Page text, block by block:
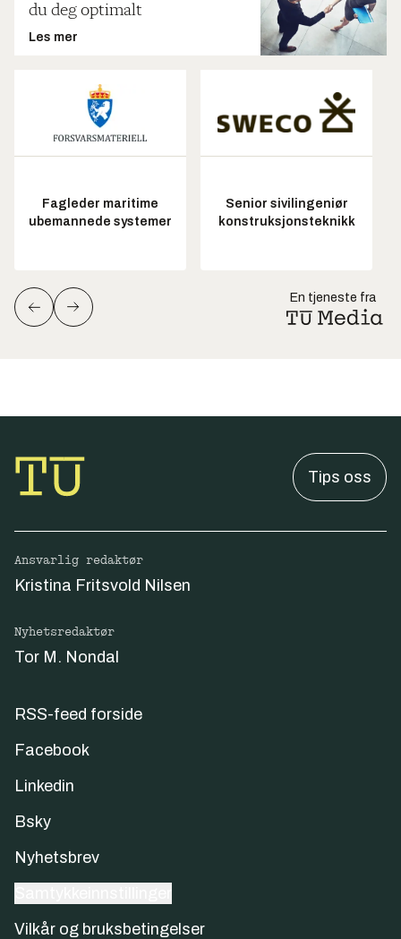
du deg optimalt
Les mer
Fagleder maritime
ubemannede systemer
Senior sivilingeniør
konstruksjonsteknikk
En tjeneste fra
Tips oss
Ansvarlig redaktør
Kristina Fritsvold Nilsen
Nyhetsredaktør
Tor M. Nondal
RSS-feed forside
Facebook
Linkedin
Bsky
Nyhetsbrev
Vilkår og bruksbetingelser